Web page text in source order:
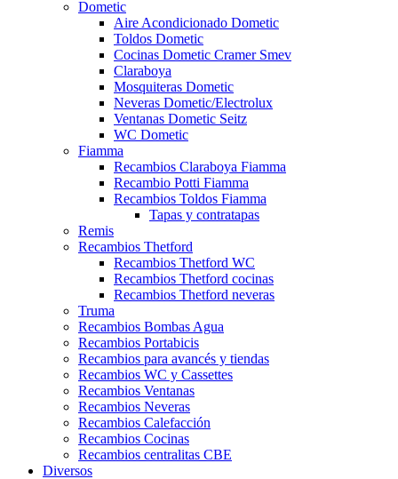
Dometic
Aire Acondicionado Dometic
Toldos Dometic
Cocinas Dometic Cramer Smev
Claraboya
Mosquiteras Dometic
Neveras Dometic/Electrolux
Ventanas Dometic Seitz
WC Dometic
Fiamma
Recambios Claraboya Fiamma
Recambio Potti Fiamma
Recambios Toldos Fiamma
Tapas y contratapas
Remis
Recambios Thetford
Recambios Thetford WC
Recambios Thetford cocinas
Recambios Thetford neveras
Truma
Recambios Bombas Agua
Recambios Portabicis
Recambios para avancés y tiendas
Recambios WC y Cassettes
Recambios Ventanas
Recambios Neveras
Recambios Calefacción
Recambios Cocinas
Recambios centralitas CBE
Diversos